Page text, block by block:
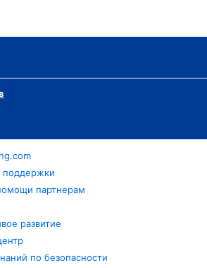
партнерам
развитие
по безопасности